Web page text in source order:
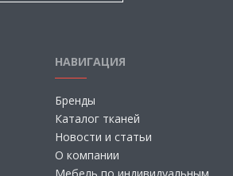
НАВИГАЦИЯ
Бренды
Каталог тканей
Новости и статьи
О компании